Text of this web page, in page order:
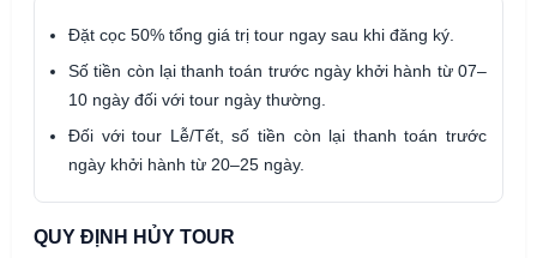
Đặt cọc 50% tổng giá trị tour ngay sau khi đăng ký.
Số tiền còn lại thanh toán trước ngày khởi hành từ 07–
10 ngày đối với tour ngày thường.
Đối với tour Lễ/Tết, số tiền còn lại thanh toán trước
ngày khởi hành từ 20–25 ngày.
QUY ĐỊNH HỦY TOUR